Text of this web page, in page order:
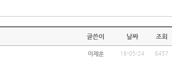
글쓴이 날짜 조회
이제훈 16-05-24 6457